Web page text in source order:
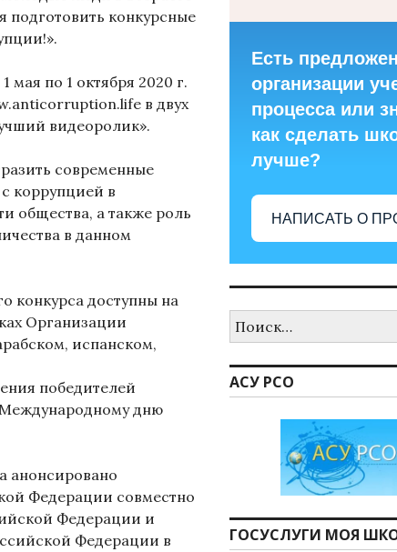
подготовить конкурсные
мая по 1 октября 2020 г.
в двух
видеоролик».
современные
коррупцией в
общества, а также роль
в данном
конкурса доступны на
Организации
испанском,
победителей
Международному дню
анонсировано
Федерации совместно
Федерации и
Федерации в
Есть
организации
процесса или
как сделать
лучше?
НАПИСАТЬ О
АСУ РСО
ГОСУСЛУГИ МОЯ